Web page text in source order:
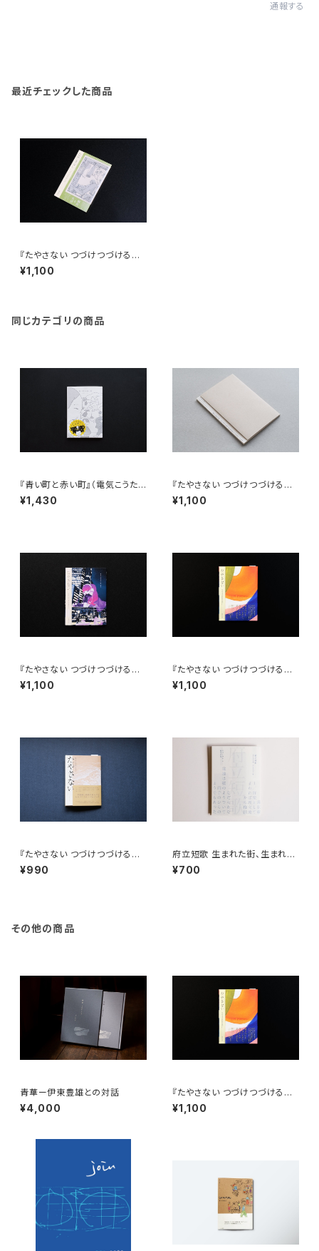
通報する
最近チェックした商品
『たやさない つづけつづけるた
めのマガジン』Vol.03
¥1,100
同じカテゴリの商品
『青い町と赤い町』（電気こうたろ
う短編漫画ライブラリ 境界線の
発明）
¥1,430
『たやさない つづけつづけるた
めのマガジン』Vol.05
¥1,100
『たやさない つづけつづけるた
めのマガジン』Vol.04
¥1,100
『たやさない つづけつづけるた
めのマガジン』Vol.02
¥1,100
『たやさない つづけつづけるた
めのマガジン』
¥990
府立短歌 生まれた街、生まれゆ
く歌
¥700
その他の商品
青華ー伊東豊雄との対話
¥4,000
『たやさない つづけつづけるた
めのマガジン』Vol.02
¥1,100